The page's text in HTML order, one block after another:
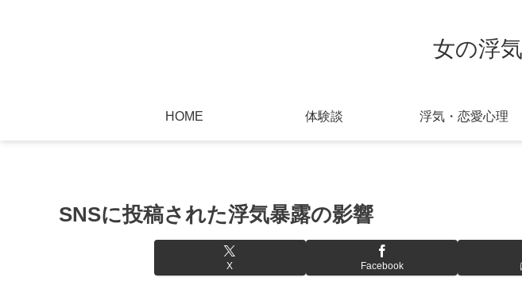
女の浮
HOME 体験談 浮気・恋愛心理
SNSに投稿された浮気暴露の影響
X Facebook